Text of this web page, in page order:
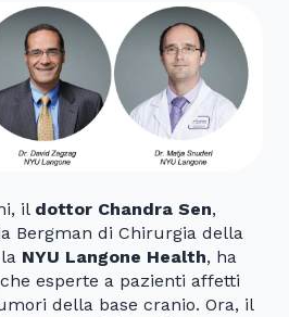
il dottor Chandra Sen,
Bergman di Chirurgia della
NYU Langone Health, ha
esperte a pazienti affetti
della base cranio. Ora, il